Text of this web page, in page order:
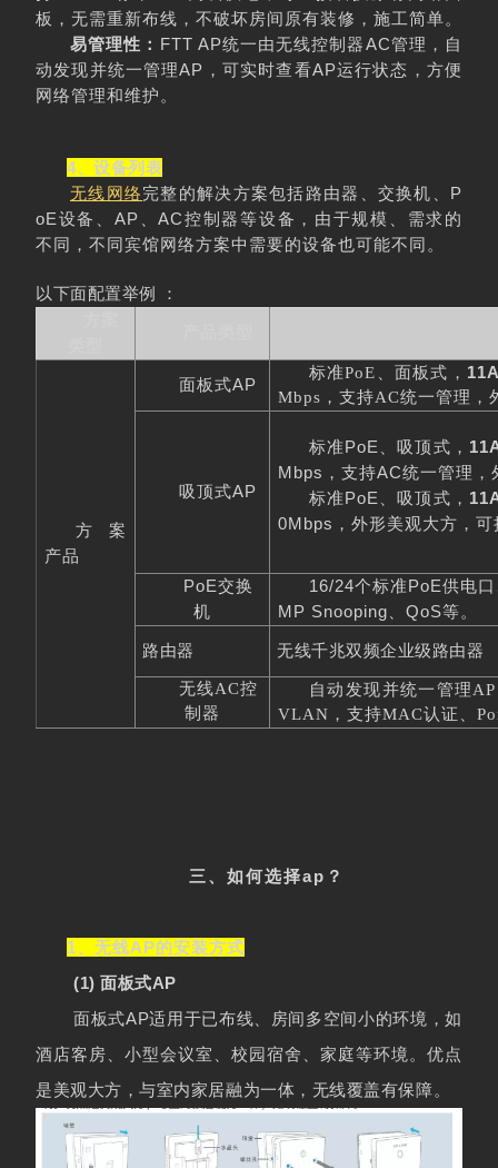
板，无需重新布线，不破坏房间原有装修，施工简单。
易管理性： FTT AP统一由无线控制器AC管理，自
动发现并统一管理AP ，可实时查看AP运行状态，方便
网络管理和维护。
4、设备列表
无线网络完整的解决方案包括路由器、交换机、 P
oE设备、 AP 、AC控制器等设备，由于规模、需求的
不同，不同宾馆网络方案中需要的设备也可能不同。
以下面配置举例 ：
方案
产品
面板式AP
标准PoE 、面板式，
Mbps ，支持AC统一管理，
吸顶式AP
标准PoE 、吸顶式，
Mbps ，支持AC统一管理，
标准PoE、吸顶式，
0Mbps ，外形美观大方，
PoE交换
机
16/24个标准PoE供电
MP Snooping、QoS等。
路由器 无线千兆双频企业级路由器
无线AC控
制器
自动发现并统一管理AP
VLAN ，支持MAC认证、
三、如何选择ap？
1、无线AP的安装方式
(1) 面板式AP
面板式AP适用于已布线、房间多空间小的环境，如
酒店客房、小型会议室、校园宿舍、家庭等环境。优点
是美观大方，与室内家居融为一体，无线覆盖有保障。